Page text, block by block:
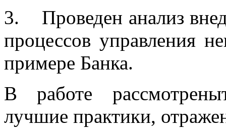
3. Проведен анализ
процессов управления
примере Банка.
В работе
лучшие практики,